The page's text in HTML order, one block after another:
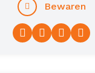
Facebook
Twitter
Bewaren